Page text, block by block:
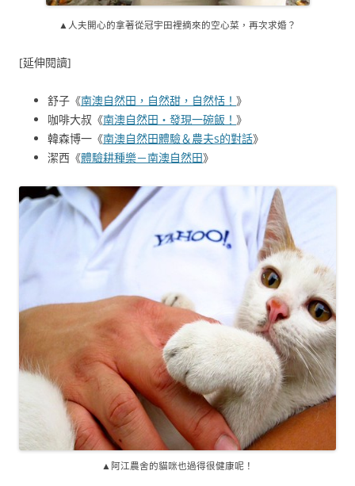
▲人夫開心的拿著從冠宇田裡摘來的空心菜，再次求婚？
[延伸閱讀]
舒子《南澳自然田，自然甜，自然恬！ 》
咖啡大叔《南澳自然田‧發現一碗飯！ 》
韓森博一《南澳自然田體驗＆農夫s的對話》
潔西《體驗耕種樂－南澳自然田》
▲阿江農舍的貓咪也過得很健康呢！